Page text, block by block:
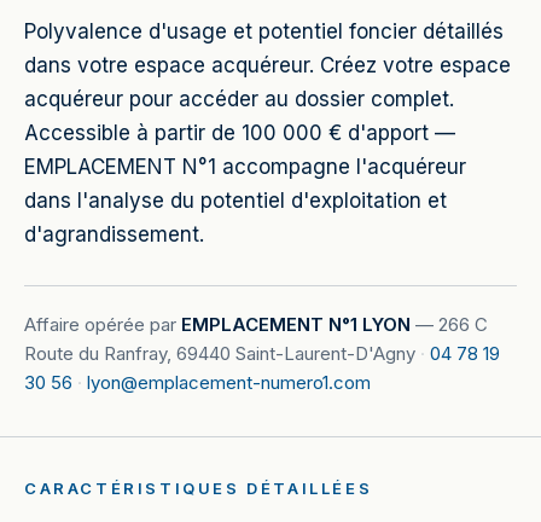
Polyvalence d'usage et potentiel foncier détaillés
dans votre espace acquéreur. Créez votre espace
acquéreur pour accéder au dossier complet.
Accessible à partir de 100 000 € d'apport —
EMPLACEMENT N°1 accompagne l'acquéreur
dans l'analyse du potentiel d'exploitation et
d'agrandissement.
Affaire opérée par EMPLACEMENT N°1 LYON — 266 C
Route du Ranfray, 69440 Saint-Laurent-D'Agny · 04 78 19
30 56 · lyon@emplacement-numero1.com
CARACTÉRISTIQUES DÉTAILLÉES